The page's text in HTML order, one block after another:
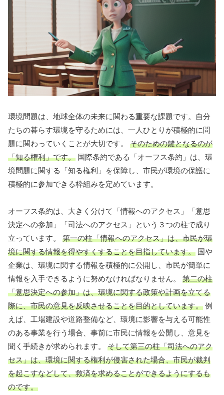
環境問題は、地球全体の未来に関わる重要な課題です。自分
たちの暮らす環境を守るためには、一人ひとりが積極的に問
題に関わっていくことが大切です。 そのための鍵となるのが
「知る権利」です。 国際条約である「オーフス条約」は、環
境問題に関する「知る権利」を保障し、市民が環境の保護に
積極的に参加できる枠組みを定めています。
オーフス条約は、大きく分けて「情報へのアクセス」「意思
決定への参加」「司法へのアクセス」という３つの柱で成り
立っています。 第一の柱「情報へのアクセス」は、市民が環
境に関する情報を得やすくすることを目指しています。 国や
企業は、環境に関する情報を積極的に公開し、市民が簡単に
情報を入手できるように努めなければなりません。 第二の柱
「意思決定への参加」は、環境に関する政策や計画を立てる
際に、市民の意見を反映させることを目的としています。 例
えば、工場建設や道路整備など、環境に影響を与える可能性
のある事業を行う場合、事前に市民に情報を公開し、意見を
聞く手続きが求められます。 そして第三の柱「司法へのアク
セス」は、環境に関する権利が侵害された場合、市民が裁判
を起こすなどして、救済を求めることができるようにするも
のです。